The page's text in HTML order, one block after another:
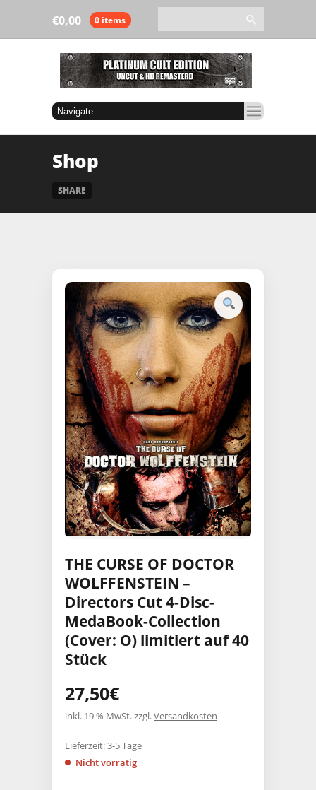
0,00
€ 0 items
Shop
SHARE
THE CURSE OF DOCTOR
WOLFFENSTEIN –
Directors Cut 4-Disc-
MedaBook-Collection
(Cover: O) limitiert auf 40
Stück
27,50€
inkl. 19 % MwSt.zzgl.Versandkosten
Lieferzeit:3-5 Tage
Nicht vorrätig